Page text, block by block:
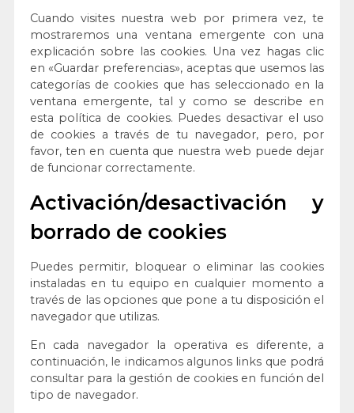
Cuando visites nuestra web por primera vez, te
mostraremos una ventana emergente con una
explicación sobre las cookies. Una vez hagas clic
en «Guardar preferencias», aceptas que usemos las
categorías de cookies que has seleccionado en la
ventana emergente, tal y como se describe en
esta política de cookies. Puedes desactivar el uso
de cookies a través de tu navegador, pero, por
favor, ten en cuenta que nuestra web puede dejar
de funcionar correctamente.
Activación/desactivación y
borrado de cookies
Puedes permitir, bloquear o eliminar las cookies
instaladas en tu equipo en cualquier momento a
través de las opciones que pone a tu disposición el
navegador que utilizas.
En cada navegador la operativa es diferente, a
continuación, le indicamos algunos links que podrá
consultar para la gestión de cookies en función del
tipo de navegador.